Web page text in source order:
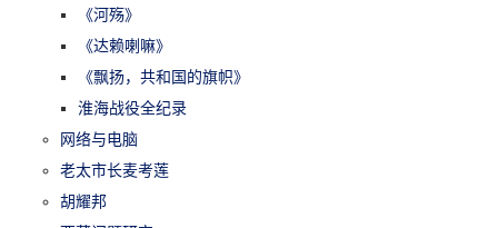
《河殇》
《达赖喇嘛》
《飘扬，共和国的旗帜》
淮海战役全纪录
网络与电脑
老太市长麦考莲
胡耀邦